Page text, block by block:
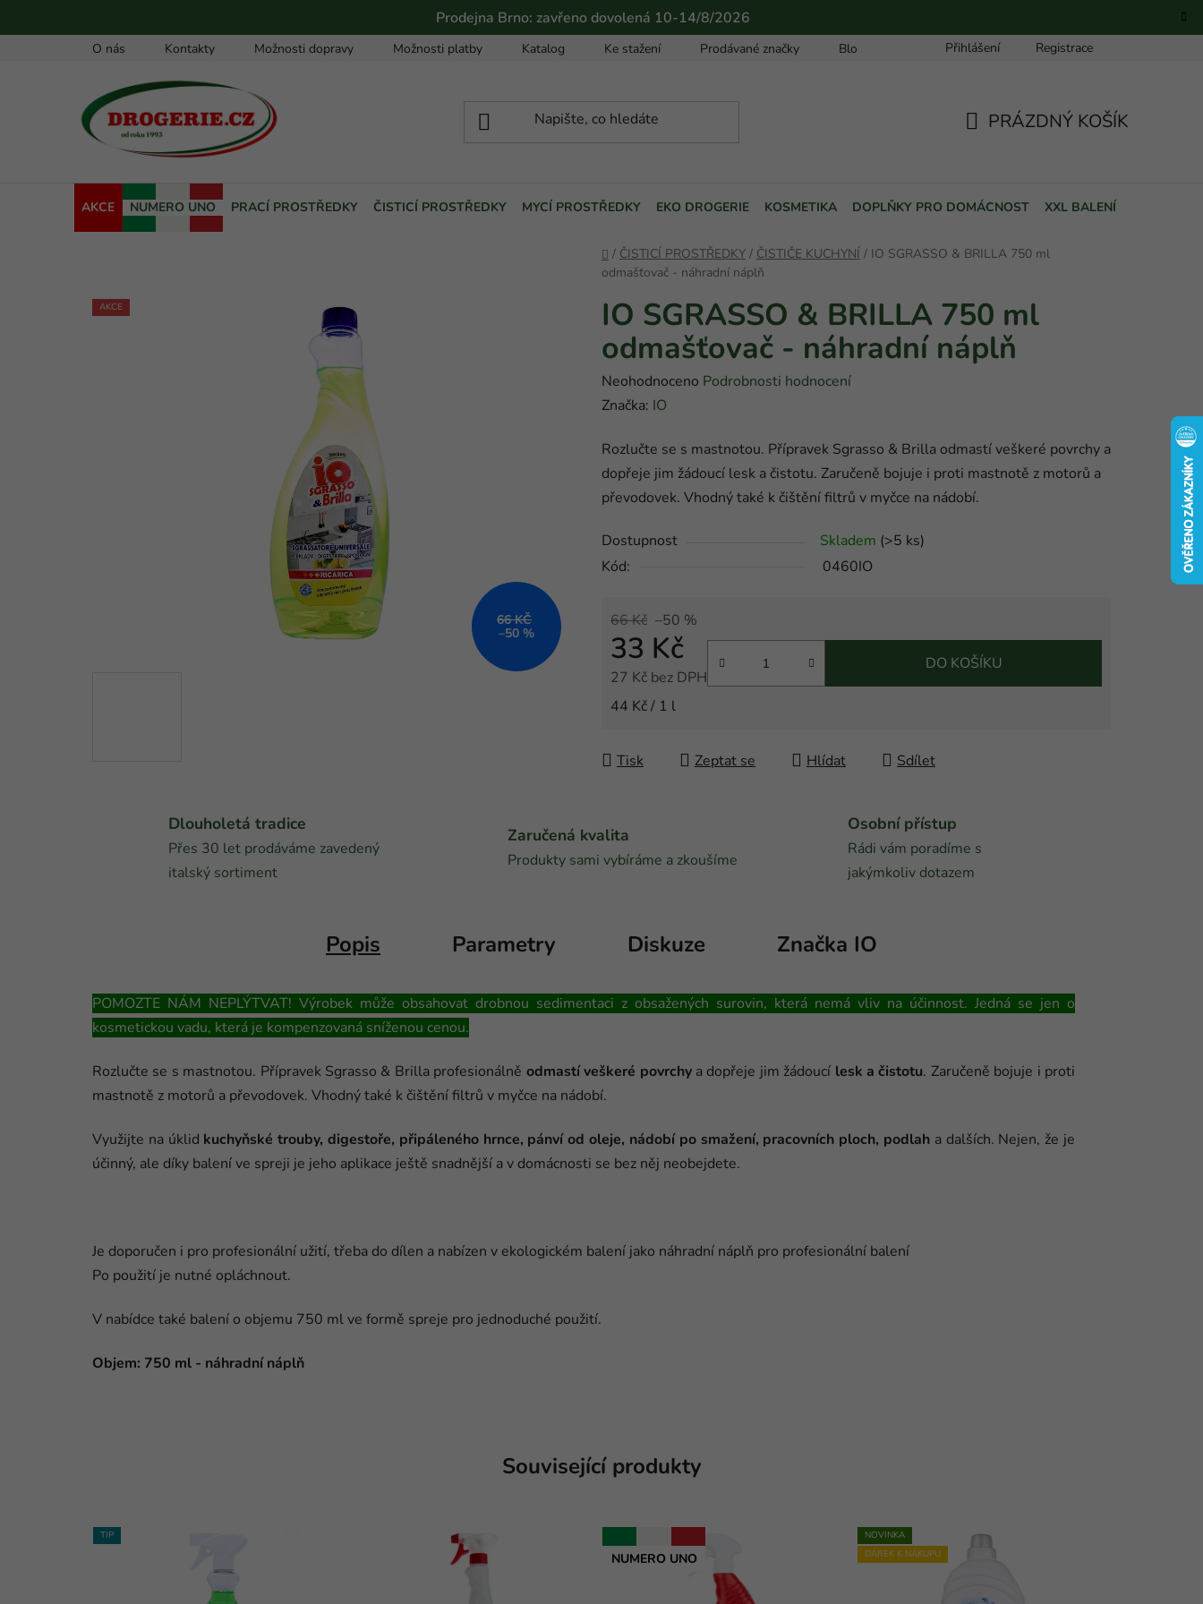
Prodejna Brno: zavřeno dovolená 10-14/8/2026
O nás Kontakty Možnosti dopravy Možnosti platby Katalog Ke stažení Prodávané značky Blog Přihlášení Registrace
PRÁZDNÝ KOŠÍK
AKCE NUMERO UNO PRACÍ PROSTŘEDKY ČISTICÍ PROSTŘEDKY MYCÍ PROSTŘEDKY EKO DROGERIE KOSMETIKA DOPLŇKY PRO DOMÁCNOST XXL BALENÍ
Domů
/ ČISTICÍ PROSTŘEDKY / ČISTIČE KUCHYNÍ / IO SGRASSO & BRILLA 750 ml
odmašťovač - náhradní náplň
IO SGRASSO & BRILLA 750 ml
odmašťovač - náhradní náplň
Průměrné
hodnocení
je
0,0
z
hvězdiček.
Neohodnoceno Podrobnosti hodnocení
Značka: IO
Rozlučte se s mastnotou. Přípravek Sgrasso & Brilla odmastí veškeré povrchy a
dopřeje jim žádoucí lesk a čistotu. Zaručeně bojuje i proti mastnotě z motorů a
převodovek. Vhodný také k čištění filtrů v myčce na nádobí.
Dostupnost Skladem (>5 ks)
Kód:
0460IO
66 Kč –50 %
33 Kč
27 Kč bez DPH
Měrná cena:
44 Kč / 1 l
DO KOŠÍKU
Tisk Zeptat se Hlídat Sdílet
AKCE
66 KČ
–50 %
Dlouholetá tradice
Přes 30 let prodáváme zavedený
italský sortiment
Zaručená kvalita
Produkty sami vybíráme a zkoušíme
Osobní přístup
Rádi vám poradíme s
jakýmkoliv dotazem
Popis Parametry Diskuze Značka IO
POMOZTE NÁM NEPLÝTVAT! Výrobek může obsahovat drobnou sedimentaci z obsažených surovin, která nemá vliv na účinnost. Jedná se jen o
kosmetickou vadu, která je kompenzovaná sníženou cenou.
Rozlučte se s mastnotou. Přípravek Sgrasso & Brilla profesionálně odmastí veškeré povrchya dopřeje jim žádoucí lesk a čistotu. Zaručeně bojuje i proti
mastnotě z motorů a převodovek. Vhodný také k čištění filtrů v myčce na nádobí.
Využijte na úklid kuchyňské trouby, digestoře, připáleného hrnce, pánví od oleje, nádobí po smažení, pracovních ploch, podlaha dalších. Nejen, že je
účinný, ale díky balení ve spreji je jeho aplikace ještě snadnější a v domácnosti se bez něj neobejdete.
Je doporučen i pro profesionální užití, třeba do dílen a nabízen v ekologickém balení jako náhradní náplň pro profesionální balení
Po použití je nutné opláchnout.
V nabídce také balení o objemu 750 ml ve formě spreje pro jednoduché použití.
Objem: 750 ml - náhradní náplň
Související produkty
TIP NUMERO UNO
NOVINKA
DÁREK K NÁKUPU